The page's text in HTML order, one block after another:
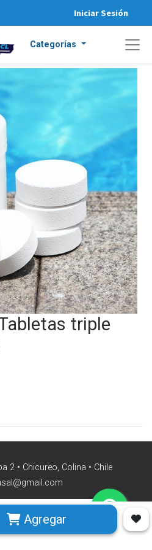
Iniciar Sesión
Categorías
triple
Agregar
2 • Chicureo, Colina • Chile